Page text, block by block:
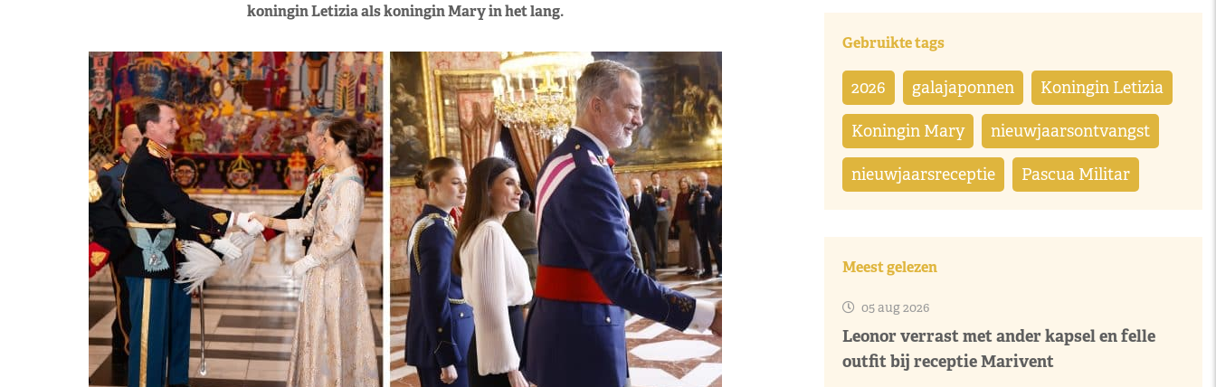
koningin Letizia als koningin Mary in het lang.
Gebruikte tags
2026 galajaponnen Koningin Letizia
Koningin Mary nieuwjaarsontvangst
nieuwjaarsreceptie Pascua Militar
Meest gelezen
05 aug 2026
Leonor verrast met ander kapsel en felle
outfit bij receptie Marivent